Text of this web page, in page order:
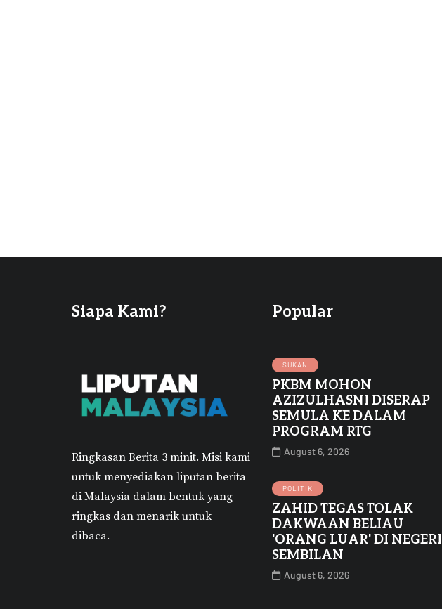
Siapa Kami?
Ringkasan Berita 3 minit. Misi kami
untuk menyediakan liputan berita
di Malaysia dalam bentuk yang
ringkas dan menarik untuk
dibaca.
Popular
SUKAN
PKBM MOHON
AZIZULHASNI DISERAP
SEMULA KE DALAM
PROGRAM RTG
August 6, 2026
POLITIK
ZAHID TEGAS TOLAK
DAKWAAN BELIAU
'ORANG LUAR' DI NEGERI
SEMBILAN
August 6, 2026